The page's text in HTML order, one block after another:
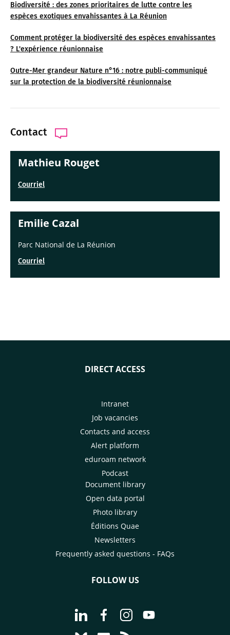
Biodiversité : des zones prioritaires de lutte contre les
espèces exotiques envahissantes à La Réunion
Comment protéger la biodiversité des espèces envahissantes
? L'expérience réunionnaise
Outre-Mer grandeur Nature n°16 : notre publi-communiqué
sur la protection de la biodiversité réunionnaise
Contact
Mathieu Rouget
Courriel
Emilie Cazal
Parc National de La Réunion
Courriel
DIRECT ACCESS
Intranet
Job vacancies
Contacts and access
Alert platform
eduroam network
Podcast
Document library
Open data portal
Photo library
Éditions Quae
Newsletters
Frequently asked questions - FAQs
FOLLOW US
Go to page Follow us on LinkedIn -
Go to page Follow us on
Go to page Follow us on
Go to page Follow